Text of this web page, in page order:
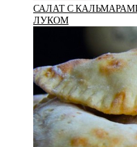
САЛАТ С
ЛУКОМ